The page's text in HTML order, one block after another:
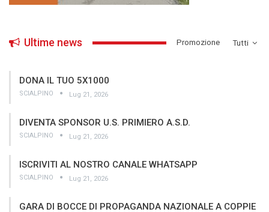
Tutti
Ultime news ­Promozione
DONA IL TUO 5X1000
SCIALPINO Lug 21, 2026
DIVENTA SPONSOR U.S. PRIMIERO A.S.D.
SCIALPINO Lug 21, 2026
ISCRIVITI AL NOSTRO CANALE WHATSAPP
SCIALPINO Lug 21, 2026
GARA DI BOCCE DI PROPAGANDA NAZIONALE A COPPIE